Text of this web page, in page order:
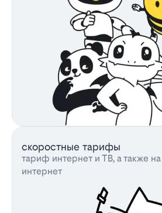
скоростные тарифы
тариф интернет и ТВ, а также
интернет